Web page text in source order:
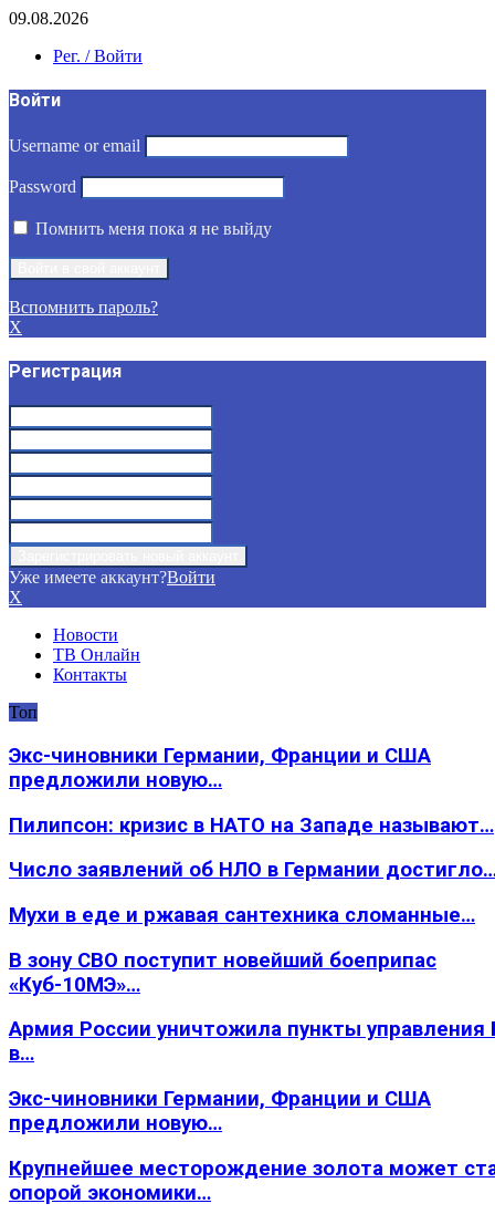
09.08.2026
Рег. / Войти
Войти
Username or email
Password
Помнить меня пока я не выйду
Вспомнить пароль?
X
Регистрация
Уже имеете аккаунт?Войти
X
Новости
ТВ Онлайн
Контакты
Топ
Экс-чиновники Германии, Франции и США
предложили новую…
Пилипсон: кризис в НАТО на Западе называют…
Число заявлений об НЛО в Германии
Мухи в еде и ржавая сантехника сломанные…
В зону СВО поступит новейший боеприпас
«Куб-10МЭ»…
Армия России уничтожила пункты
в…
Экс-чиновники Германии, Франции и США
предложили новую…
Крупнейшее месторождение золота может
опорой экономики…